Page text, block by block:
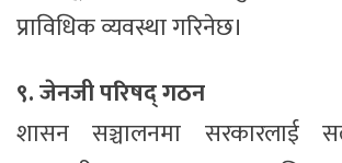
प्राविधिक व्यवस्था गरिनेछ।
९. जेनजी परिषद् गठन
शासन सञ्चालनमा सरकारलाई